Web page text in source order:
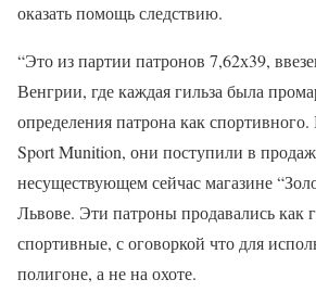
оказать помощь следствию.
“Это из партии патронов 7,62х39,
Венгрии, где каждая гильза была
определения патрона как
Sport Munition, они поступили в
несуществующем сейчас магазине
Львове. Эти патроны продавались как
спортивные, с оговоркой что для
полигоне, а не на охоте.